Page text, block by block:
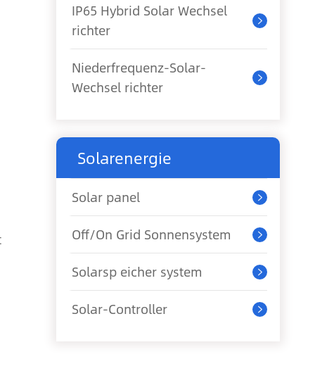
IP65 Hybrid Solar Wechsel
richter

Niederfrequenz-Solar-
Wechsel richter

Solarenergie
Solar panel 
Off/On Grid Sonnensystem 
Solarsp eicher system 
Solar-Controller 